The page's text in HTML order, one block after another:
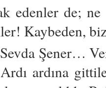
edenler de;
Kaybeden,
Şener…
ardına